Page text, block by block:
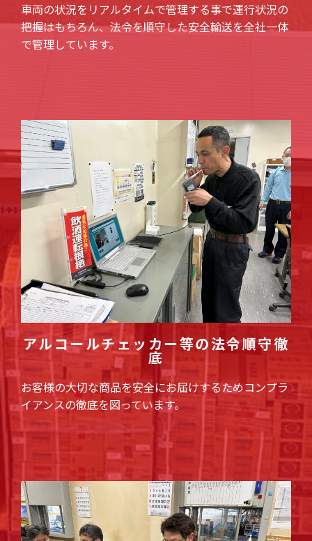
車両の状況をリアルタイムで管理する事で運行状況の
把握はもちろん、法令を順守した安全輸送を全社一体
で管理しています。
アルコールチェッカー等の法令順守徹
底
お客様の大切な商品を安全にお届けするためコンプラ
イアンスの徹底を図っています。